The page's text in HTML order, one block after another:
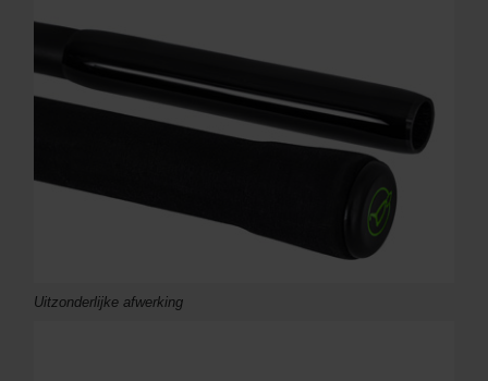
Uitzonderlijke afwerking